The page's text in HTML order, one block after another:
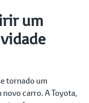
um
tornado um
carro. A Toyota,